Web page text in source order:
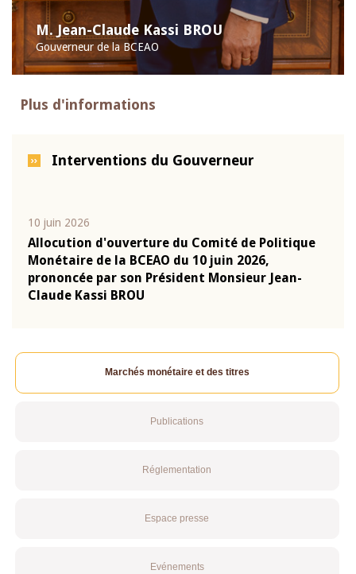
M. Jean-Claude Kassi BROU
Gouverneur de la BCEAO
Plus d'informations
Interventions du Gouverneur
10 juin 2026
Allocution d'ouverture du Comité de Politique
Monétaire de la BCEAO du 10 juin 2026,
prononcée par son Président Monsieur Jean-
Claude Kassi BROU
Marchés monétaire et des titres
Publications
Réglementation
Espace presse
Evénements